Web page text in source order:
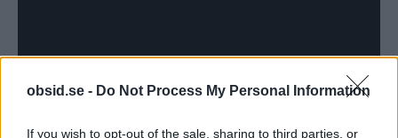
obsid.se - Do Not Process My Personal Information
If you wish to opt-out of the sale, sharing to third parties, or